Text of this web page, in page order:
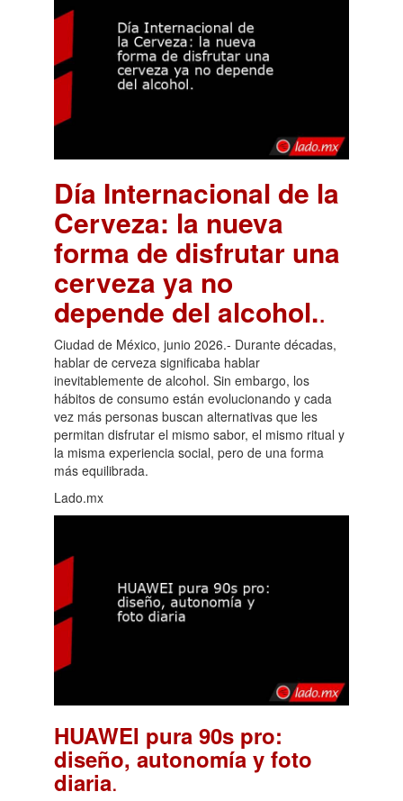
Día Internacional de la
Cerveza: la nueva
forma de disfrutar una
cerveza ya no
depende del alcohol..
Ciudad de México, junio 2026.- Durante décadas,
hablar de cerveza significaba hablar
inevitablemente de alcohol. Sin embargo, los
hábitos de consumo están evolucionando y cada
vez más personas buscan alternativas que les
permitan disfrutar el mismo sabor, el mismo ritual y
la misma experiencia social, pero de una forma
más equilibrada.
Lado.mx
HUAWEI pura 90s pro:
diseño, autonomía y foto
diaria.